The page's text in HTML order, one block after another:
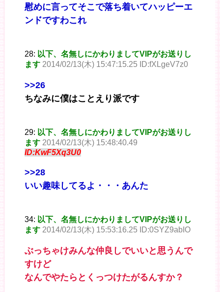
慰めに言ってそこで落ち着いてハッピーエ
ンドですわこれ
28: 以下、名無しにかわりましてVIPがお送りし
ます 2014/02/13(木) 15:47:15.25 ID:fXLgeV7z0
>>26
ちなみに僕はことえり派です
29: 以下、名無しにかわりましてVIPがお送りし
ます 2014/02/13(木) 15:48:40.49
ID:KwF5Xq3U0
>>28
いい趣味してるよ・・・あんた
34: 以下、名無しにかわりましてVIPがお送りし
ます 2014/02/13(木) 15:53:16.25 ID:0SYZ9abIO
ぶっちゃけみんな仲良しでいいと思うんで
すけど
なんでやたらとくっつけたがるんすか？